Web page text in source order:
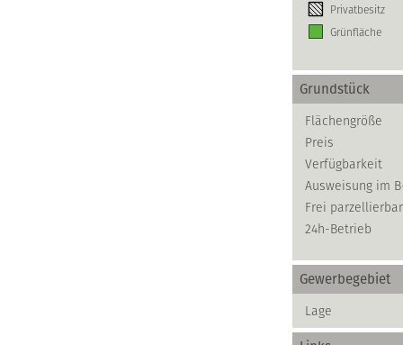
Privatbesitz
Grünfläche
Grundstück
Flächengröße
Preis
Verfügbarkeit
Ausweisung im
Frei parzellierbar
24h-Betrieb
Gewerbegebiet
Lage